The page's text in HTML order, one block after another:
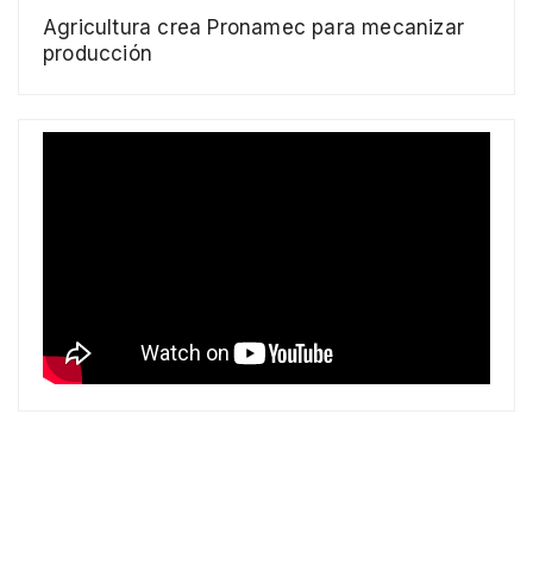
Agricultura crea Pronamec para mecanizar
producción